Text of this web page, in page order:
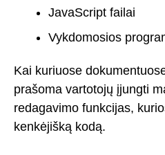
JavaScript failai
Vykdomosios
Kai kuriuose
prašoma vartotojų įjungti
redagavimo funkcijas,
kenkėjišką kodą.